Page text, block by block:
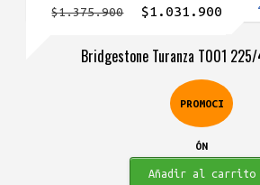
Bridgestone Turanza T001
PROMOCI
ÓN
$1.375.900
El
original
$1.375.900.
$1.031.900
es:
Añadir al carrito